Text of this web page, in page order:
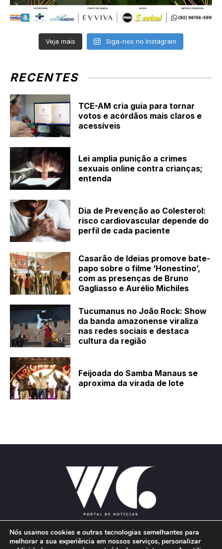
Veja mais Siga-nos no Instagram
RECENTES
TCE-AM cria guia para tornar
votos e acórdãos mais claros e
acessíveis
Lei amplia punição a crimes
sexuais online contra crianças;
entenda
Dia de Prevenção ao Colesterol:
risco cardiovascular depende do
perfil de cada paciente
Casarão de Ideias promove bate-
papo sobre o filme ‘Honestino’,
com as presenças de Bruno
Gagliasso e Aurélio Michiles
Tucumanus no João Rock: Show
da banda amazonense viraliza
nas redes sociais e destaca
cultura da região
Feijoada do Samba Manaus se
aproxima da virada de lote
Nós usamos cookies e outras tecnologias semelhantes para
melhorar a sua experiência em nossos serviços, personalizar